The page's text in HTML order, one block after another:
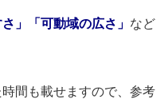
」「可動域の広さ」 など
間も載せますので、参考